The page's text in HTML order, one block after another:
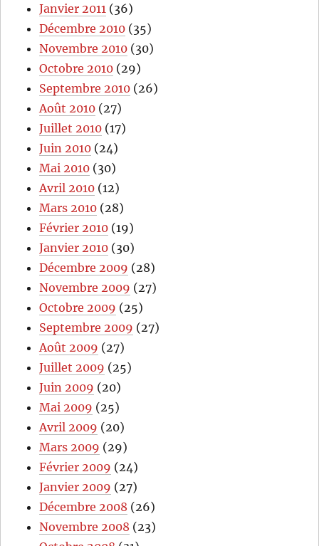
Janvier 2011 (36)
Décembre 2010 (35)
Novembre 2010 (30)
Octobre 2010 (29)
Septembre 2010 (26)
Août 2010 (27)
Juillet 2010 (17)
Juin 2010 (24)
Mai 2010 (30)
Avril 2010 (12)
Mars 2010 (28)
Février 2010 (19)
Janvier 2010 (30)
Décembre 2009 (28)
Novembre 2009 (27)
Octobre 2009 (25)
Septembre 2009 (27)
Août 2009 (27)
Juillet 2009 (25)
Juin 2009 (20)
Mai 2009 (25)
Avril 2009 (20)
Mars 2009 (29)
Février 2009 (24)
Janvier 2009 (27)
Décembre 2008 (26)
Novembre 2008 (23)